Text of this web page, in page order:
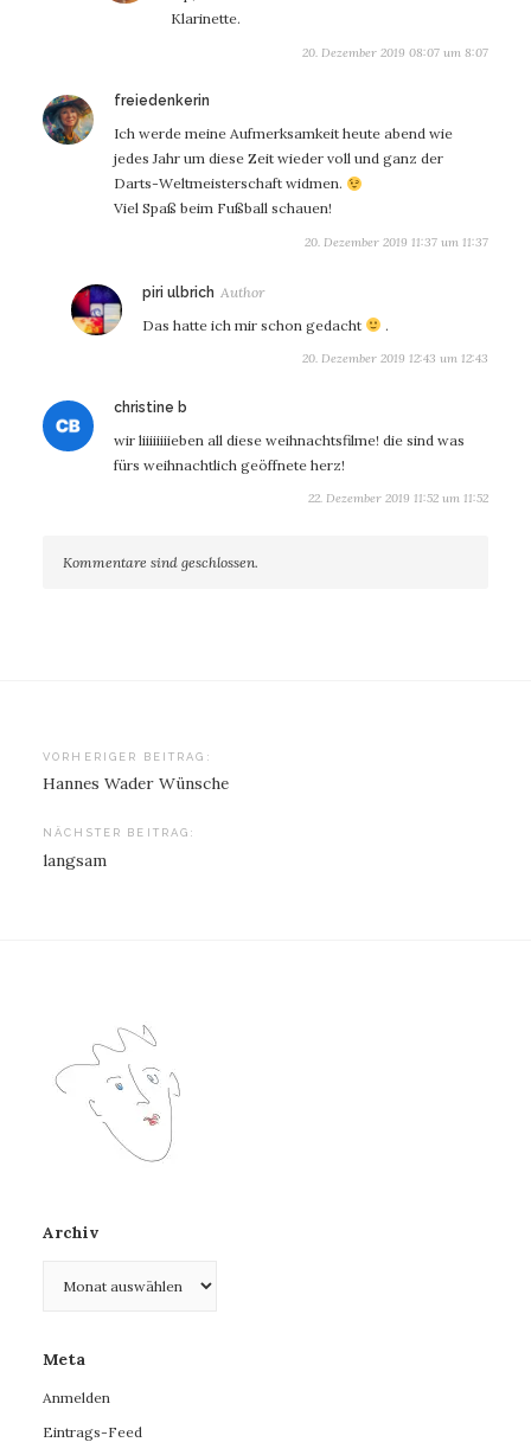
Klarinette.
20. Dezember 2019 08:07 um 8:07
freiedenkerin
Ich werde meine Aufmerksamkeit heute abend wie
jedes Jahr um diese Zeit wieder voll und ganz der
Darts-Weltmeisterschaft widmen.
Viel Spaß beim Fußball schauen!
20. Dezember 2019 11:37 um 11:37
piri ulbrich sagt:
Das hatte ich mir schon gedacht .
20. Dezember 2019 12:43 um 12:43
christine b
wir liiiiiiiieben all diese weihnachtsfilme! die sind was
fürs weihnachtlich geöffnete herz!
22. Dezember 2019 11:52 um 11:52
Kommentare sind geschlossen.
Beitragsnavigation
VORHERIGER BEITRAG:
Hannes Wader Wünsche
NÄCHSTER BEITRAG:
langsam
Archiv
Meta
Anmelden
Eintrags-Feed